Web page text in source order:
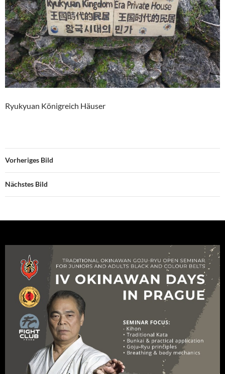
Ryukyuan Königreich Häuser
Vorheriges Bild
Nächstes Bild